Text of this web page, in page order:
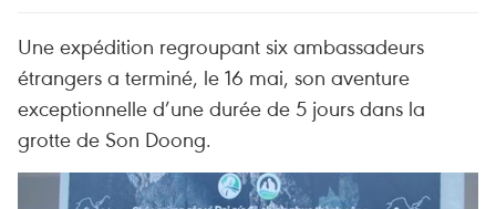
Une expédition regroupant six ambassadeurs
étrangers a terminé, le 16 mai, son aventure
exceptionnelle d’une durée de 5 jours dans la
grotte de Son Doong.